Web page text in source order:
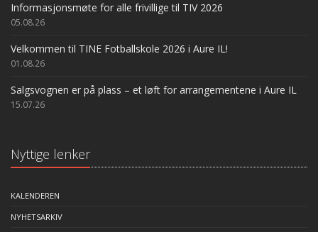
Informasjonsmøte for alle frivillige til TIV 2026
05.08.26
Velkommen til TINE Fotballskole 2026 i Aure IL!
01.08.26
Salgsvognen er på plass – et løft for arrangementene i Aure IL
15.07.26
Nyttige lenker
KALENDEREN
NYHETSARKIV